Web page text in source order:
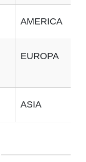
AMERICA
EUROPA
ASIA